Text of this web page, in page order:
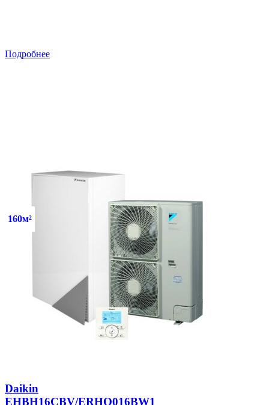
Подробнее
160м²
Daikin
EHBH16CBV/ERHQ016BW1